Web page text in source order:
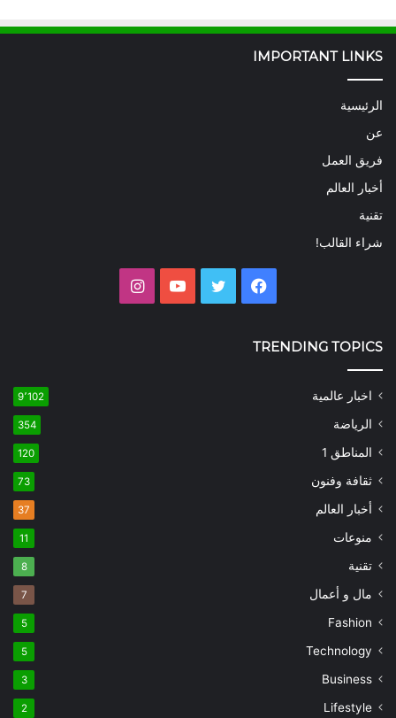
IMPORTANT LINKS
الرئيسية
عن
فريق العمل
أخبار العالم
تقنية
شراء القالب!
فيسبوك تويتر يوتيوب
TRENDING TOPICS
اخبار عالمية 9٬102
الرياضة 354
المناطق 1 120
ثقافة وفنون 73
أخبار العالم 37
منوعات 11
تقنية 8
مال و أعمال 7
Fashion
5
Technology
5
Business
3
Lifestyle
2